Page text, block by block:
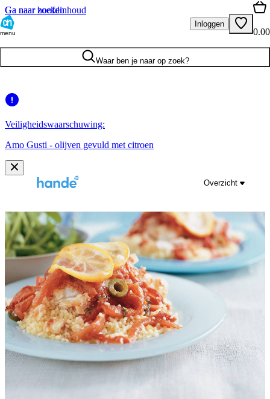
Ga naar hoofdinhoud
Ga naar zoeken
menu
Inloggen
0.00
Waar ben je naar op zoek?
Veiligheidswaarschuwing:
Amo Gusti - olijven gevuld met citroen
Overzicht